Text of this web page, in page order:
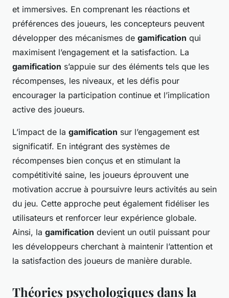
et immersives. En comprenant les réactions et
préférences des joueurs, les concepteurs peuvent
développer des mécanismes de gamification qui
maximisent l’engagement et la satisfaction. La
gamification s’appuie sur des éléments tels que les
récompenses, les niveaux, et les défis pour
encourager la participation continue et l’implication
active des joueurs.
L’impact de la gamification sur l’engagement est
significatif. En intégrant des systèmes de
récompenses bien conçus et en stimulant la
compétitivité saine, les joueurs éprouvent une
motivation accrue à poursuivre leurs activités au sein
du jeu. Cette approche peut également fidéliser les
utilisateurs et renforcer leur expérience globale.
Ainsi, la gamification devient un outil puissant pour
les développeurs cherchant à maintenir l’attention et
la satisfaction des joueurs de manière durable.
Théories psychologiques dans la